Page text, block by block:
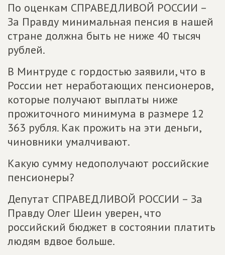
По оценкам СПРАВЕДЛИВОЙ РОССИИ –
За Правду минимальная пенсия в нашей
стране должна быть не ниже 40 тысяч
рублей.
В Минтруде с гордостью заявили, что в
России нет неработающих пенсионеров,
которые получают выплаты ниже
прожиточного минимума в размере 12
363 рубля. Как прожить на эти деньги,
чиновники умалчивают.
Какую сумму недополучают российские
пенсионеры?
Депутат СПРАВЕДЛИВОЙ РОССИИ – За
Правду Олег Шеин уверен, что
российский бюджет в состоянии платить
людям вдвое больше.